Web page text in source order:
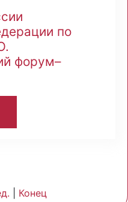
по
форум–
Конец